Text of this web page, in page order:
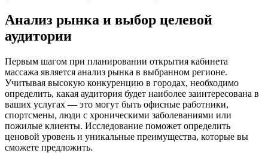
Анализ рынка и выбор целевой
аудитории
Первым шагом при планировании открытия кабинета
массажа является анализ рынка в выбранном регионе.
Учитывая высокую конкуренцию в городах, необходимо
определить, какая аудитория будет наиболее заинтересована в
ваших услугах — это могут быть офисные работники,
спортсмены, люди с хроническими заболеваниями или
пожилые клиенты. Исследование поможет определить
ценовой уровень и уникальные преимущества, которые вы
сможете предложить.